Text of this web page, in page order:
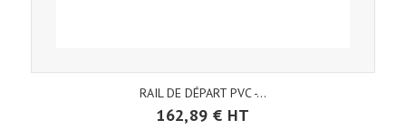
RAIL DE DÉPART PVC -...
162,89 € HT